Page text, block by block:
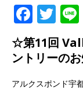
F
a
c
e
T
w
it
te
☆第11回
ントリーの
アルクスポンド宇